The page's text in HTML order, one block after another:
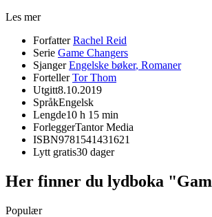
Les mer
Forfatter Rachel Reid
Serie Game Changers
Sjanger Engelske bøker, Romaner
Forteller Tor Thom
Utgitt8.10.2019
SpråkEngelsk
Lengde10 h 15 min
ForleggerTantor Media
ISBN9781541431621
Lytt gratis30 dager
Her finner du lydboka
Populær